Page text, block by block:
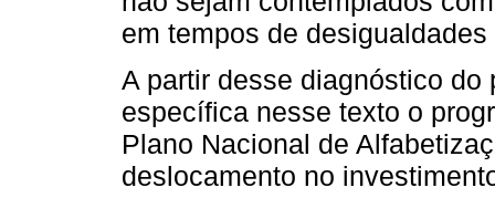
em tempos de
A partir desse diagnóstico
específica nesse texto o
Plano Nacional de
deslocamento no